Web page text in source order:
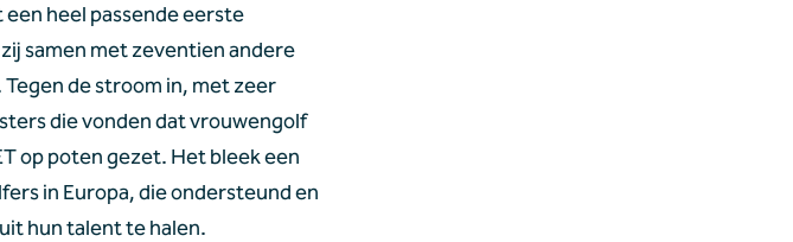
heel passende eerste
samen met zeventien andere
de stroom in, met zeer
die vonden dat vrouwengolf
op poten gezet. Het bleek een
in Europa, die ondersteund en
hun talent te halen.